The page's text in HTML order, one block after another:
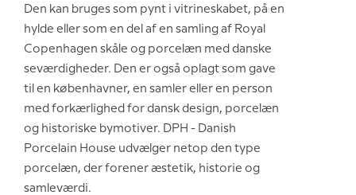
Den kan bruges som pynt i vitrineskabet, på en
hylde eller som en del af en samling af Royal
Copenhagen skåle og porcelæn med danske
seværdigheder. Den er også oplagt som gave
til en københavner, en samler eller en person
med forkærlighed for dansk design, porcelæn
og historiske bymotiver. DPH - Danish
Porcelain House udvælger netop den type
porcelæn, der forener æstetik, historie og
samleværdi.